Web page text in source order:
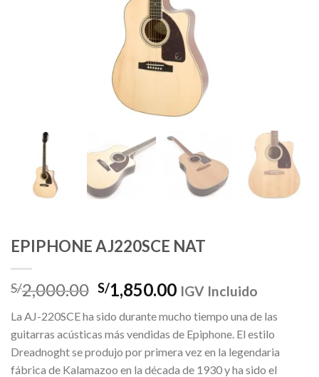
EPIPHONE AJ220SCE NAT
S/2,000.00 El
precio
original
era:
S/2,000.00.
S/1,850.00El
actual
es:
S/1,850.00.
IGV Incluido
La AJ-220SCE ha sido durante mucho tiempo una de las
guitarras acústicas más vendidas de Epiphone. El estilo
Dreadnoght se produjo por primera vez en la legendaria
fábrica de Kalamazoo en la década de 1930 y ha sido el